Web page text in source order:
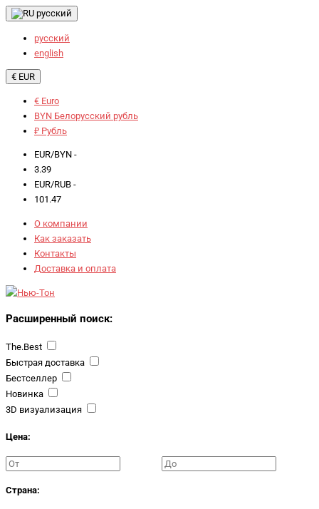
русский
русский
english
€ EUR
€ Euro
BYN Белорусский рубль
₽ Рубль
EUR/BYN -
3.39
EUR/RUB -
101.47
О компании
Как заказать
Контакты
Доставка и оплата
Расширенный поиск:
The.Best
Быстрая доставка
Бестселлер
Новинка
3D визуализация
Цена:
Страна: